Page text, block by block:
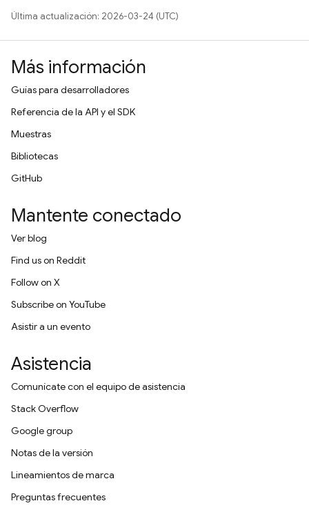
Última actualización: 2026-03-24 (UTC)
Más información
Guías para desarrolladores
Referencia de la API y el SDK
Muestras
Bibliotecas
GitHub
Mantente conectado
Ver blog
Find us on Reddit
Follow on X
Subscribe on YouTube
Asistir a un evento
Asistencia
Comunícate con el equipo de asistencia
Stack Overflow
Google group
Notas de la versión
Lineamientos de marca
Preguntas frecuentes